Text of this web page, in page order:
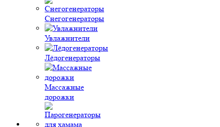
Снегогенераторы
Увлажнители
Лёдогенераторы
Массажные
дорожки